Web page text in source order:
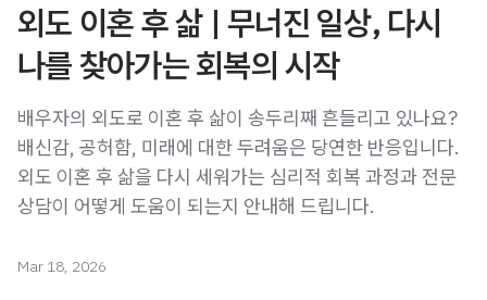
외도 이혼 후 삶 | 무너진 일상, 다시
나를 찾아가는 회복의 시작
배우자의 외도로 이혼 후 삶이 송두리째 흔들리고 있나요?
배신감, 공허함, 미래에 대한 두려움은 당연한 반응입니다.
외도 이혼 후 삶을 다시 세워가는 심리적 회복 과정과 전문
상담이 어떻게 도움이 되는지 안내해 드립니다.
Mar 18, 2026